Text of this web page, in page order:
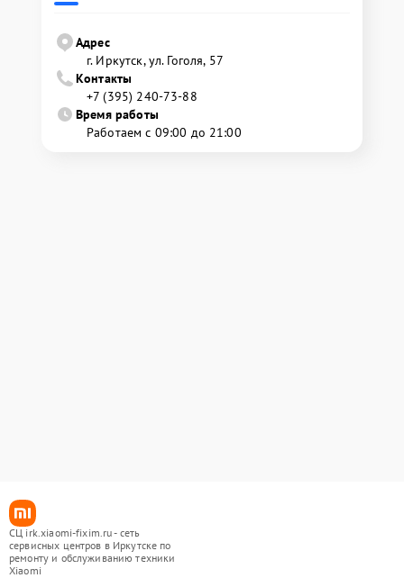
Адрес
г. Иркутск, ул. ​Гоголя, 57
Контакты
+7 (395) 240-73-88
Время работы
Работаем с 09:00 до 21:00
СЦ irk.xiaomi-fixim.ru - сеть
сервисных центров в Иркутске по
ремонту и обслуживанию техники
Xiaomi